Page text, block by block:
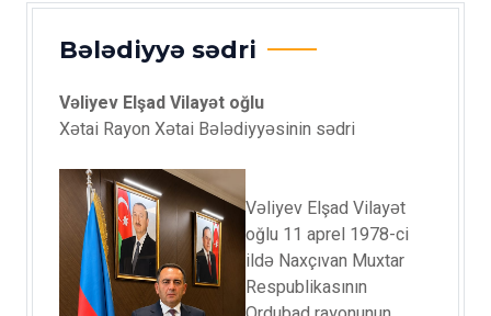
Bələdiyyə sədri
Vəliyev Elşad Vilayət oğlu
Xətai Rayon Xətai Bələdiyyəsinin sədri
Vəliyev Elşad Vilayət
oğlu 11 aprel 1978-ci
ildə Naxçıvan Muxtar
Respublikasının